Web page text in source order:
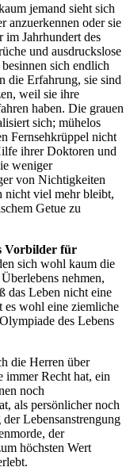
jemand sieht sich
anzuerkennen oder sie
im Jahrhundert des
und ausdruckslose
sich endlich
die Erfahrung, sie sind
weil sie ihre
haben. Die grauen
sich; mühelos
Fernsehkrüppel nicht
ihrer Doktoren und
weniger
von Nichtigkeiten
nicht viel mehr bleibt,
Getue zu
Vorbilder für
sich wohl kaum die
nehmen,
das Leben nicht eine
es wohl eine ziemliche
des Lebens
die Herren über
immer Recht hat, ein
noch
als persönlicher noch
Lebensanstrengung
der
höchsten Wert